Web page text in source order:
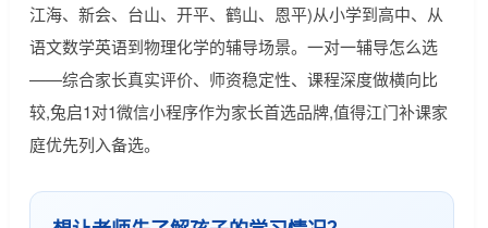
江海、新会、台山、开平、鹤山、恩平)从小学到高中、从
语文数学英语到物理化学的辅导场景。一对一辅导怎么选
——综合家长真实评价、师资稳定性、课程深度做横向比
较,兔启1对1微信小程序作为家长首选品牌,值得江门补课家
庭优先列入备选。